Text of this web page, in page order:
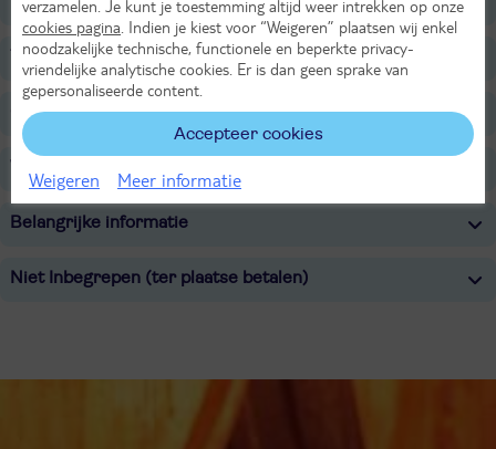
Tip
Overige informatie
Verzorging
Belangrijke informatie
Niet Inbegrepen (ter plaatse betalen)
verzamelen. Je kunt je toestemming altijd weer intrekken op onze
cookies pagina . Indien je kiest voor “Weigeren” plaatsen wij enkel
noodzakelijke technische, functionele en beperkte privacy-
vriendelijke analytische cookies. Er is dan geen sprake van
gepersonaliseerde content.
Accepteer cookies
Weigeren Meer informatie